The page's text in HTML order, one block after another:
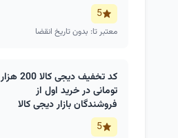
5
معتبر تا: بدون تاریخ انقضا
کد تخفیف دیجی کالا 200 هزار
تومانی در خرید اول از
فروشندگان بازار دیجی کالا
5